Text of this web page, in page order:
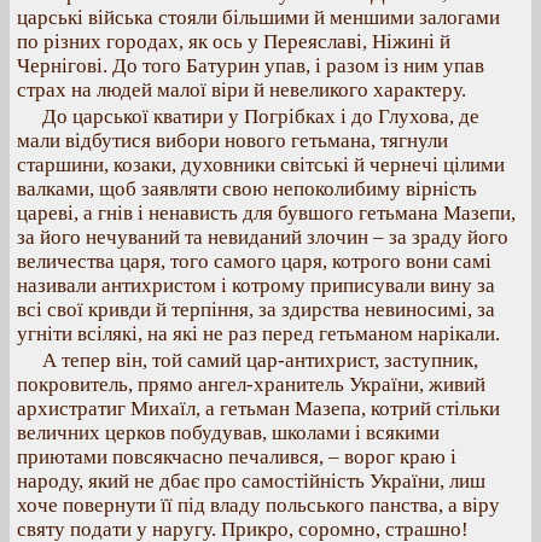
царські війська стояли більшими й меншими залогами
по різних городах, як ось у Переяславі, Ніжині й
Чернігові. До того Батурин упав, і разом із ним упав
страх на людей малої віри й невеликого характеру.
До царської кватири у Погрібках і до Глухова, де
мали відбутися вибори нового гетьмана, тягнули
старшини, козаки, духовники світські й чернечі цілими
валками, щоб заявляти свою непоколибиму вірність
цареві, а гнів і ненависть для бувшого гетьмана Мазепи,
за його нечуваний та невиданий злочин – за зраду його
величества царя, того самого царя, котрого вони самі
називали антихристом і котрому приписували вину за
всі свої кривди й терпіння, за здирства невиносимі, за
угніти всілякі, на які не раз перед гетьманом нарікали.
А тепер він, той самий цар-антихрист, заступник,
покровитель, прямо ангел-хранитель України, живий
архистратиг Михаїл, а гетьман Мазепа, котрий стільки
величних церков побудував, школами і всякими
приютами повсякчасно печалився, – ворог краю і
народу, який не дбає про самостійність України, лиш
хоче повернути її під владу польського панства, а віру
святу подати у наругу. Прикро, соромно, страшно!